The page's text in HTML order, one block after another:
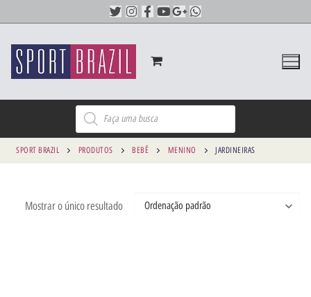
SPORT BRAZIL PRODUTOS BEBÊ MENINO JARDINEIRAS
Mostrar o único resultado